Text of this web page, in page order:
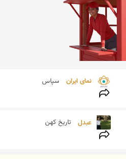
نمای ایران سپاس
عبدل تاریخ کهن